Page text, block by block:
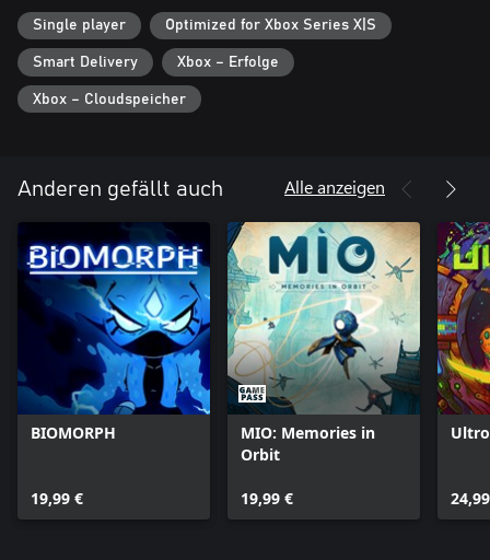
Lass dich in den Bann ziehen
- Betörende Melodien: Entwickle durch die wunderschöne Musik
eine tiefere Verbindung zu den Umgebungen von Worldless.
- Genieße den Augenblick: Präge die Welt und stelle dich ihren
Geheimnissen in einer mysteriösen und hinreißenden Geschichte.
Single player Optimized for Xbox Series X|S
Smart Delivery Xbox – Erfolge
Xbox – Cloudspeicher
Anderen gefällt auch Alle anzeigen
BIOMORPH
19,99 €
MIO: Memories in
Orbit
19,99 €